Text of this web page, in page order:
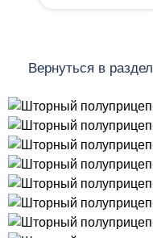
Вернуться в раздел